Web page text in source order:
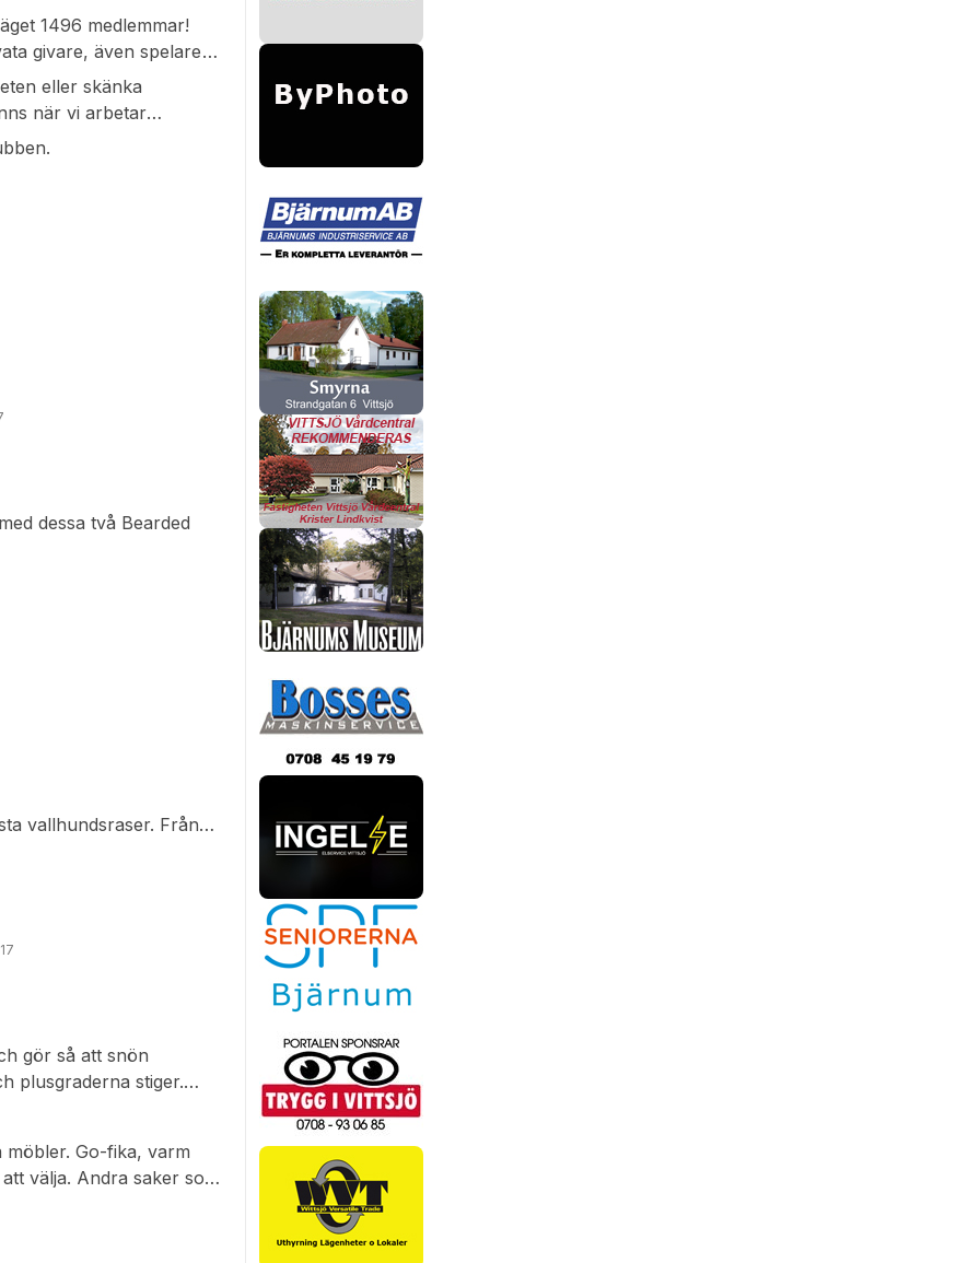
1496 medlemmar!
givare, även spelare
eller skänka
när vi arbetar
dessa två Bearded
vallhundsraser. Från
är pigg, glad, alert och
gör så att snön
plusgraderna stiger.
nytt kanske kan passa.
till nästa lilla by, där har
möbler. Go-fika, varm
välja. Andra saker som
räddad.